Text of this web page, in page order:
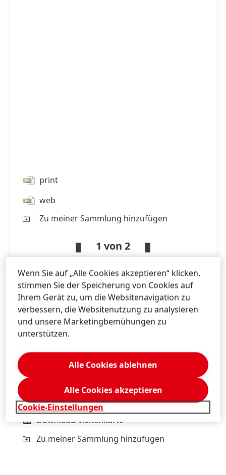
print
web
Zu meiner Sammlung hinzufügen
1 von 2
Mag. MichaelSgiarovello
Henkel
Corporate Communications
Austria, Bosnia, Bulgaria, Croatia, Romania,
Serbia, Slovenia
michael.sgiarovello@henkel.com
Download Visitenkarte
Zu meiner Sammlung hinzufügen
Wenn Sie auf „Alle Cookies akzeptieren“ klicken,
stimmen Sie der Speicherung von Cookies auf
Ihrem Gerät zu, um die Websitenavigation zu
verbessern, die Websitenutzung zu analysieren
und unsere Marketingbemühungen zu
unterstützen.
Cookie-Einstellungen
Alle Cookies ablehnen
Alle Cookies akzeptieren